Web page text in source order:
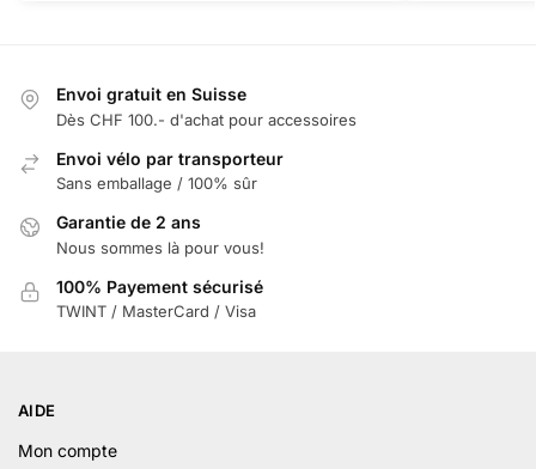
Envoi gratuit en Suisse
Dès CHF 100.- d'achat pour accessoires
Envoi vélo par transporteur
Sans emballage / 100% sûr
Garantie de 2 ans
Nous sommes là pour vous!
100% Payement sécurisé
TWINT / MasterCard / Visa
AIDE
Mon compte